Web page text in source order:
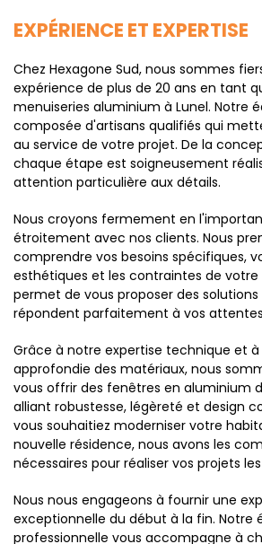
EXPÉRIENCE ET EXPERTISE
Chez Hexagone Sud, nous sommes
expérience de plus de 20 ans en tant
menuiseries aluminium à Lunel. Notre
composée d'artisans qualifiés qui
au service de votre projet. De la
chaque étape est soigneusement
attention particulière aux détails.
Nous croyons fermement en
étroitement avec nos clients. Nous
comprendre vos besoins spécifiques,
esthétiques et les contraintes de votre
permet de vous proposer des
répondent parfaitement à vos
Grâce à notre expertise technique et
approfondie des matériaux, nous
vous offrir des fenêtres en aluminium
alliant robustesse, légèreté et design
vous souhaitiez moderniser votre
nouvelle résidence, nous avons les
nécessaires pour réaliser vos projets
Nous nous engageons à fournir une
exceptionnelle du début à la fin. Notre
professionnelle vous accompagne à